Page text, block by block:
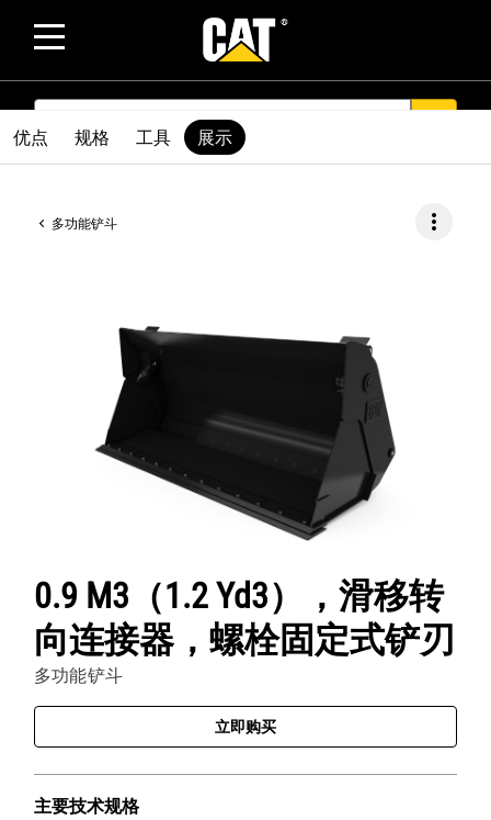
SEARCH
多功能铲斗 more_vert
0.9 M3（1.2 Yd3），滑移转
向连接器，螺栓固定式铲刃
多功能铲斗
立即购买
主要技术规格
优点 规格 工具 展示